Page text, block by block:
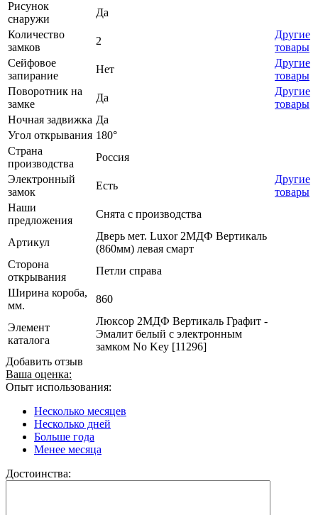
Рисунок
снаружи
Да
Количество
замков
2
Другие
товары
Сейфовое
запирание
Нет
Другие
товары
Поворотник на
замке
Да
Другие
товары
Ночная задвижка Да
Угол открывания 180°
Страна
производства
Россия
Электронный
замок
Есть
Другие
товары
Наши
предложения
Снята с производства
Артикул
Дверь мет. Luxor 2МДФ Вертикаль
(860мм) левая смарт
Сторона
открывания
Петли справа
Ширина короба,
мм.
860
Элемент
каталога
Люксор 2МДФ Вертикаль Графит -
Эмалит белый c электронным
замком No Key [11296]
Добавить отзыв
Ваша оценка:
Опыт использования:
Несколько месяцев
Несколько дней
Больше года
Менее месяца
Достоинства: